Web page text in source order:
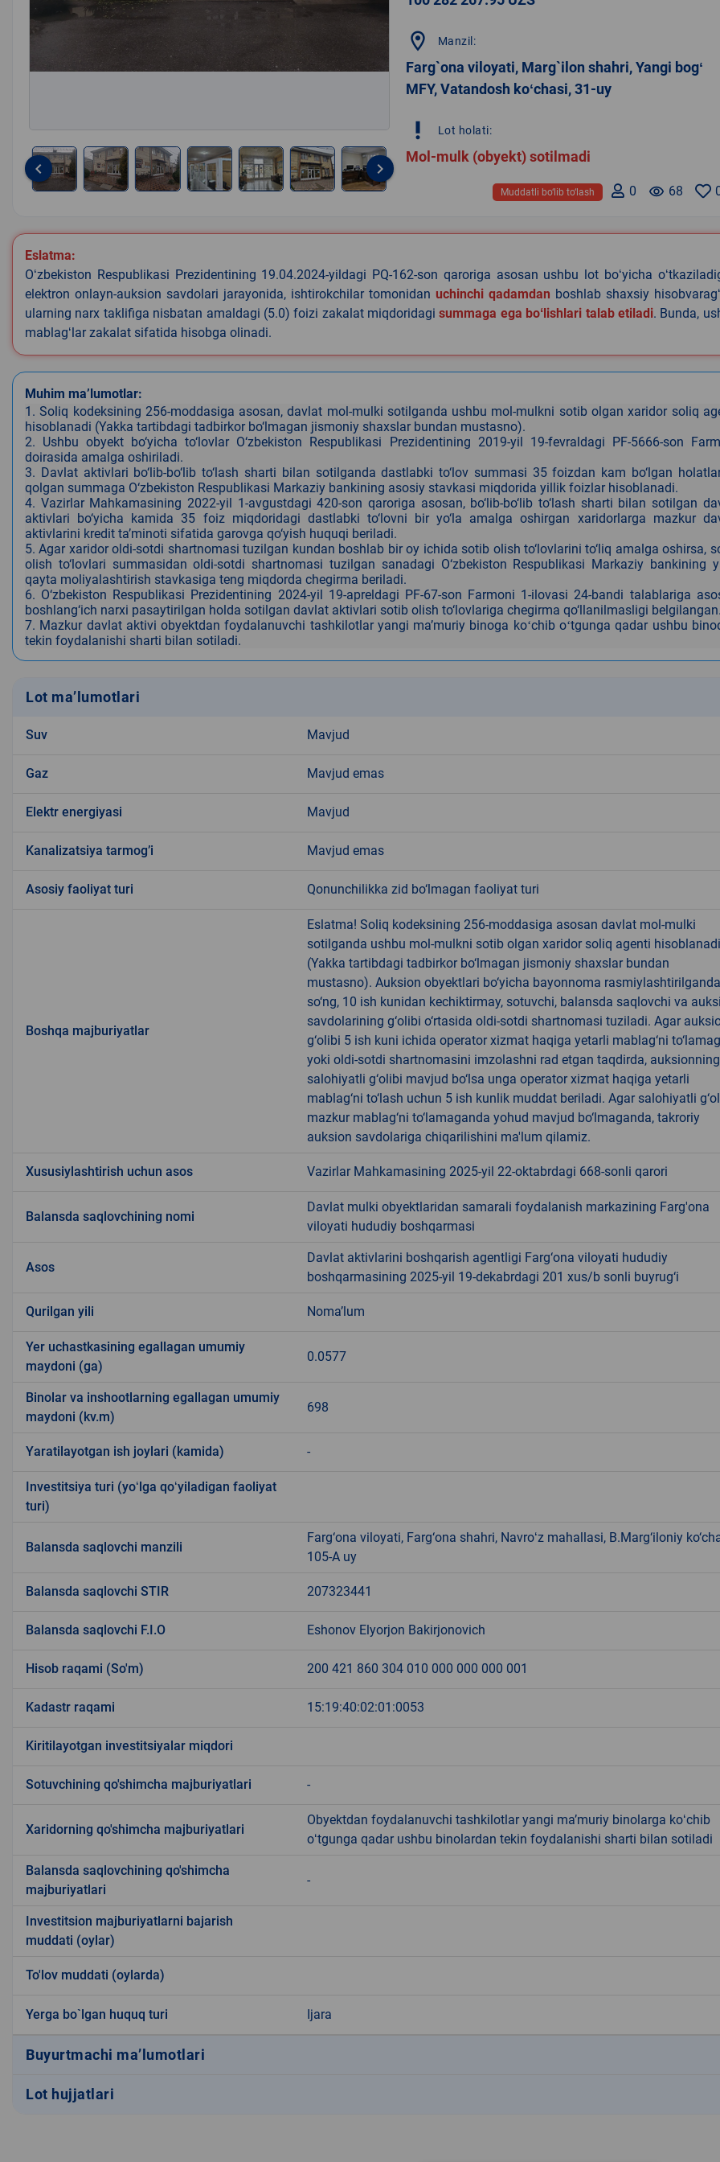
of
9
keyboard_arrow_left keyboard_arrow_right
location_on Manzil:
Farg`ona viloyati, Marg`ilon shahri, Yangi bogʻ
MFY, Vatandosh koʻchasi, 31-uy
priority_high Lot holati:
Mol-mulk (obyekt) sotilmadi
remove_red_eye 68
0
Muddatli bo‘lib to‘lash
Eslatma:
Oʻzbekiston Respublikasi Prezidentining 19.04.2024-yildagi PQ-162-son qaroriga asosan ushbu lot boʻyicha
elektron onlayn-auksion savdolari jarayonida, ishtirokchilar tomonidan uchinchi qadamdan boshlab shaxsiy
ularning narx taklifiga nisbatan amaldagi (5.0) foizi zakalat miqdoridagisummaga ega boʻlishlari talab etiladi. Bunda,
mablagʻlar zakalat sifatida hisobga olinadi.
Muhim ma’lumotlar:
1. Soliq kodeksining 256-moddasiga asosan, davlat mol-mulki sotilganda ushbu mol-mulkni sotib olgan xaridor soliq
hisoblanadi (Yakka tartibdagi tadbirkor bo‘lmagan jismoniy shaxslar bundan mustasno).
2. Ushbu obyekt bo‘yicha to‘lovlar O‘zbekiston Respublikasi Prezidentining 2019-yil 19-fevraldagi PF-5666-son
doirasida amalga oshiriladi.
3. Davlat aktivlari bo‘lib-bo‘lib to‘lash sharti bilan sotilganda dastlabki to‘lov summasi 35 foizdan kam bo‘lgan
qolgan summaga O‘zbekiston Respublikasi Markaziy bankining asosiy stavkasi miqdorida yillik foizlar hisoblanadi.
4. Vazirlar Mahkamasining 2022-yil 1-avgustdagi 420-son qaroriga asosan, bo‘lib-bo‘lib to‘lash sharti bilan sotilgan
aktivlari bo‘yicha kamida 35 foiz miqdoridagi dastlabki to‘lovni bir yo‘la amalga oshirgan xaridorlarga mazkur
aktivlarini kredit ta’minoti sifatida garovga qo‘yish huquqi beriladi.
5. Agar xaridor oldi-sotdi shartnomasi tuzilgan kundan boshlab bir oy ichida sotib olish to‘lovlarini to‘liq amalga oshirsa,
olish to‘lovlari summasidan oldi-sotdi shartnomasi tuzilgan sanadagi O‘zbekiston Respublikasi Markaziy bankining
qayta moliyalashtirish stavkasiga teng miqdorda chegirma beriladi.
6. O‘zbekiston Respublikasi Prezidentining 2024-yil 19-apreldagi PF-67-son Farmoni 1-ilovasi 24-bandi talablariga
boshlang‘ich narxi pasaytirilgan holda sotilgan davlat aktivlari sotib olish to‘lovlariga chegirma qo‘llanilmasligi belgilangan
7. Mazkur davlat aktivi obyektdan foydalanuvchi tashkilotlar yangi maʼmuriy binoga koʻchib oʻtgunga qadar ushbu
tekin foydalanishi sharti bilan sotiladi.
Lot ma’lumotlari
Suv Mavjud
Gaz Mavjud emas
Elektr energiyasi Mavjud
Kanalizatsiya tarmogʼi Mavjud emas
Аsosiy faoliyat turi Qonunchilikka zid bo‘lmagan faoliyat turi
Boshqa majburiyatlar
Eslatma! Soliq kodeksining 256-moddasiga asosan davlat mol-mulki
sotilganda ushbu mol-mulkni sotib olgan xaridor soliq agenti hisoblanadi
(Yakka tartibdagi tadbirkor bo‘lmagan jismoniy shaxslar bundan
mustasno). Auksion obyektlari bo‘yicha bayonnoma
so‘ng, 10 ish kunidan kechiktirmay, sotuvchi, balansda saqlovchi va
savdolarining g‘olibi o‘rtasida oldi-sotdi shartnomasi tuziladi. Agar
g‘olibi 5 ish kuni ichida operator xizmat haqiga yetarli mablag‘ni
yoki oldi-sotdi shartnomasini imzolashni rad etgan taqdirda, auksionning
salohiyatli g‘olibi mavjud bo‘lsa unga operator xizmat haqiga yetarli
mablag‘ni to‘lash uchun 5 ish kunlik muddat beriladi. Agar salohiyatli
mazkur mablag‘ni to‘lamaganda yohud mavjud bo‘lmaganda, takroriy
auksion savdolariga chiqarilishini ma'lum qilamiz.
Xususiylashtirish uchun asos Vazirlar Mahkamasining 2025-yil 22-oktabrdagi 668-sonli qarori
Balansda saqlovchining nomi
Davlat mulki obyektlaridan samarali foydalanish markazining Farg'ona
viloyati hududiy boshqarmasi
Asos
Davlat aktivlarini boshqarish agentligi Farg‘ona viloyati hududiy
boshqarmasining 2025-yil 19-dekabrdagi 201 xus/b sonli buyrug‘i
Qurilgan yili Noma’lum
Yer uchastkasining egallagan umumiy
maydoni (ga)
0.0577
Binolar va inshootlarning egallagan umumiy
maydoni (kv.m)
698
Yaratilayotgan ish joylari (kamida) -
Investitsiya turi (yoʻlga qoʻyiladigan faoliyat
turi)
Balansda saqlovchi manzili
Farg‘ona viloyati, Farg‘ona shahri, Navroʻz mahallasi, B.Marg‘iloniy
105-A uy
Balansda saqlovchi STIR 207323441
Balansda saqlovchi F.I.O Eshonov Elyorjon Bakirjonovich
Hisob raqami (So'm) 200 421 860 304 010 000 000 000 001
Kadastr raqami 15:19:40:02:01:0053
Kiritilayotgan investitsiyalar miqdori
Sotuvchining qo'shimcha majburiyatlari -
Xaridorning qo'shimcha majburiyatlari
Obyektdan foydalanuvchi tashkilotlar yangi maʼmuriy binolarga koʻchib
oʻtgunga qadar ushbu binolardan tekin foydalanishi sharti bilan sotiladi
Balansda saqlovchining qo'shimcha
majburiyatlari
-
Investitsion majburiyatlarni bajarish
muddati (oylar)
To'lov muddati (oylarda)
Yerga bo`lgan huquq turi Ijara
Buyurtmachi ma’lumotlari
Lot hujjatlari